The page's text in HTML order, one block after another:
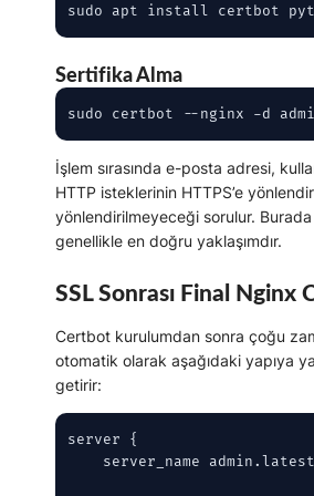
sudo apt install certbot
Sertifika Alma
sudo certbot --nginx -d
İşlem sırasında e-posta adresi,
HTTP isteklerinin HTTPS’e
yönlendirilmeyeceği sorulur. Burada
genellikle en doğru yaklaşımdır.
SSL Sonrası Final Nginx
Certbot kurulumdan sonra çoğu
otomatik olarak aşağıdaki yapıya
getirir:
server {
server_name